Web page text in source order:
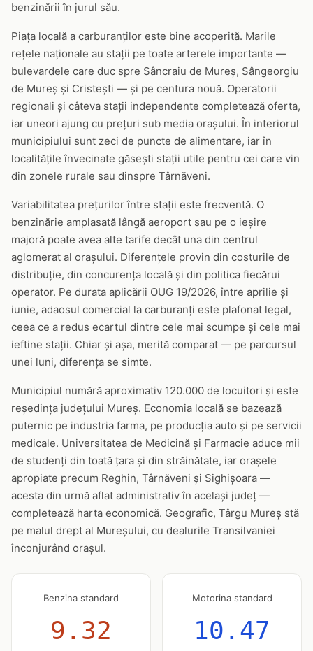
benzinării în jurul său.
Piața locală a carburanților este bine acoperită. Marile
rețele naționale au stații pe toate arterele importante —
bulevardele care duc spre Sâncraiu de Mureș, Sângeorgiu
de Mureș și Cristești — și pe centura nouă. Operatorii
regionali și câteva stații independente completează oferta,
iar uneori ajung cu prețuri sub media orașului. În interiorul
municipiului sunt zeci de puncte de alimentare, iar în
localitățile învecinate găsești stații utile pentru cei care vin
din zonele rurale sau dinspre Târnăveni.
Variabilitatea prețurilor între stații este frecventă. O
benzinărie amplasată lângă aeroport sau pe o ieșire
majoră poate avea alte tarife decât una din centrul
aglomerat al orașului. Diferențele provin din costurile de
distribuție, din concurența locală și din politica fiecărui
operator. Pe durata aplicării OUG 19/2026, între aprilie și
iunie, adaosul comercial la carburanți este plafonat legal,
ceea ce a redus ecartul dintre cele mai scumpe și cele mai
ieftine stații. Chiar și așa, merită comparat — pe parcursul
unei luni, diferența se simte.
Municipiul numără aproximativ 120.000 de locuitori și este
reședința județului Mureș. Economia locală se bazează
puternic pe industria farma, pe producția auto și pe servicii
medicale. Universitatea de Medicină și Farmacie aduce mii
de studenți din toată țara și din străinătate, iar orașele
apropiate precum Reghin, Târnăveni și Sighișoara —
acesta din urmă aflat administrativ în același județ —
completează harta economică. Geografic, Târgu Mureș stă
pe malul drept al Mureșului, cu dealurile Transilvaniei
înconjurând orașul.
Benzina standard
9.32
Motorina standard
10.47